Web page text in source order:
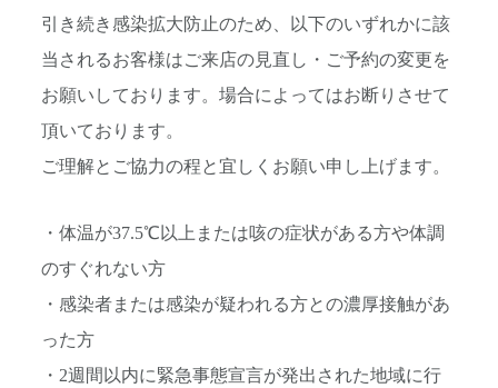
引き続き感染拡大防止のため、以下のいずれかに該
当されるお客様はご来店の見直し・ご予約の変更を
お願いしております。場合によ ってはお断りさせて
頂いております。
ご理解とご協力の程と宜しくお願い申し上げます。
・体温が37.5℃以上または咳の症状がある方や体調
のすぐれない方
・感染者または感染が疑われる方との濃厚接触があ
った方
・2週間以内に緊急事態宣言が発出された地域に行